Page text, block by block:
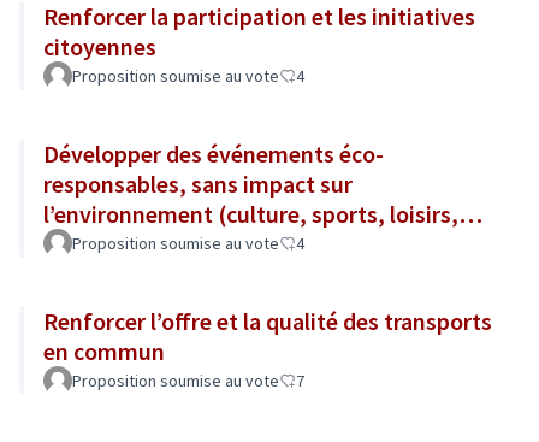
Renforcer la participation et les initiatives
citoyennes
Proposition soumise au vote 4
Développer des événements éco-
responsables, sans impact sur
l’environnement (culture, sports, loisirs,
tourisme...)
Proposition soumise au vote 4
Renforcer l’offre et la qualité des transports
en commun
Proposition soumise au vote 7